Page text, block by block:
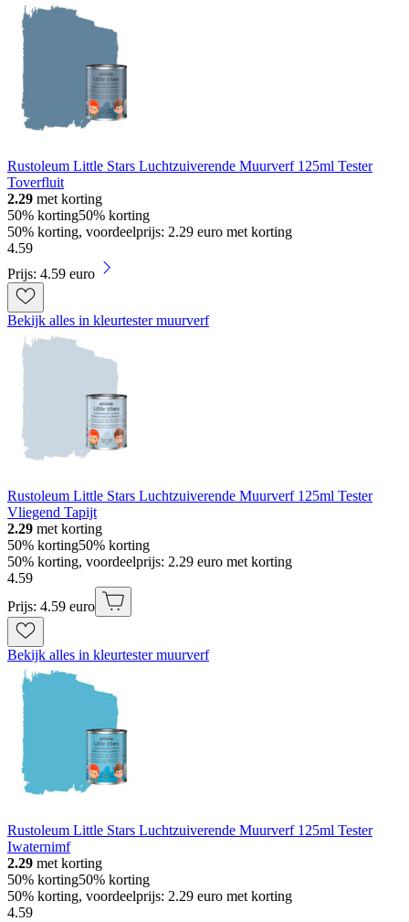
Rustoleum Little Stars Luchtzuiverende Muurverf 125ml Tester
Toverfluit
2.29 met korting
50% korting50% korting
50% korting, voordeelprijs: 2.29 euro met korting
4.59
Prijs: 4.59 euro
Bekijk alles in kleurtester muurverf
Rustoleum Little Stars Luchtzuiverende Muurverf 125ml Tester
Vliegend Tapijt
2.29 met korting
50% korting50% korting
50% korting, voordeelprijs: 2.29 euro met korting
4.59
Prijs: 4.59 euro
Bekijk alles in kleurtester muurverf
Rustoleum Little Stars Luchtzuiverende Muurverf 125ml Tester
Iwaternimf
2.29 met korting
50% korting50% korting
50% korting, voordeelprijs: 2.29 euro met korting
4.59